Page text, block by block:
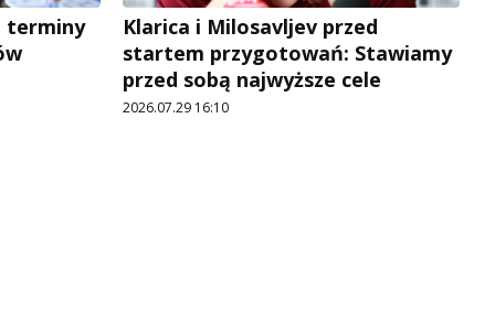
terminy
Klarica i Milosavljev przed
startem przygotowań: Stawiamy
przed sobą najwyższe cele
2026.07.29 16:10